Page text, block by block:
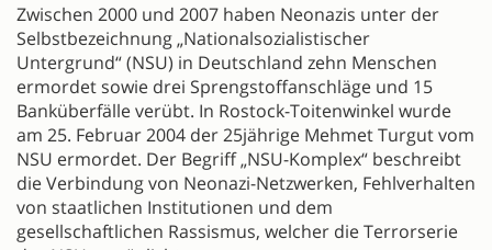
Zwischen 2000 und 2007 haben Neonazis unter der
Selbstbezeichnung „Nationalsozialistischer
Untergrund“ (NSU) in Deutschland zehn Menschen
ermordet sowie drei Sprengstoffanschläge und 15
Banküberfälle verübt. In Rostock-Toitenwinkel wurde
am 25. Februar 2004 der 25jährige Mehmet Turgut vom
NSU ermordet. Der Begriff „NSU-Komplex“ beschreibt
die Verbindung von Neonazi-Netzwerken, Fehlverhalten
von staatlichen Institutionen und dem
gesellschaftlichen Rassismus, welcher die Terrorserie